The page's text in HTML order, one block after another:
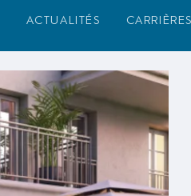
actualités carrières